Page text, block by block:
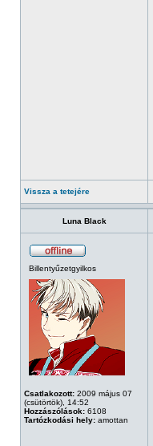
Vissza a tetejére
Luna Black
Billentyűzetgyilkos
Csatlakozott: 2009 május 07
(csütörtök), 14:52
Hozzászólások: 6108
Tartózkodási hely: amottan